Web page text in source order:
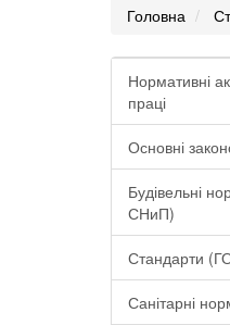
Головна
Нормативні
праці
Основні
Будівельні
СНиП)
Стандарти
Санітарні